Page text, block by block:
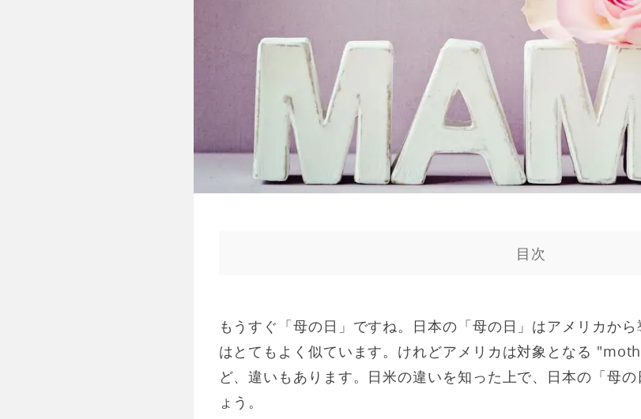
目次
もうすぐ「母の日」ですね。日本の「母の日」はアメリカか
はとてもよく似ています。けれどアメリカは対象となる
ど、違いもあります。日米の違いを知った上で、日本の「母
ょう。